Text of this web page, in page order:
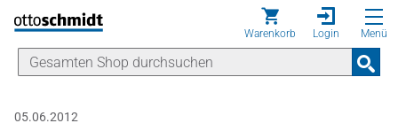
Direkt zum Inhalt
Warenkorb Login Menü
05.06.2012